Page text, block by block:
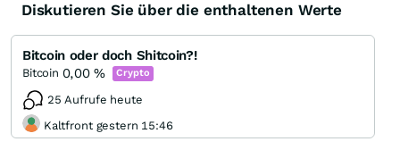
Diskutieren Sie über die enthaltenen Werte
Bitcoin oder doch Shitcoin?!
Bitcoin 0,00% Crypto
25 Aufrufe heute
Kaltfront gestern 15:46